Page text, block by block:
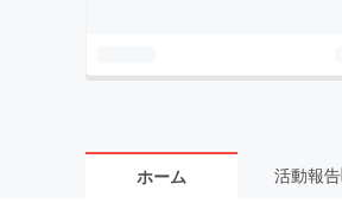
ホーム 活動報告